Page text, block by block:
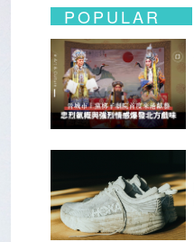
POPULAR